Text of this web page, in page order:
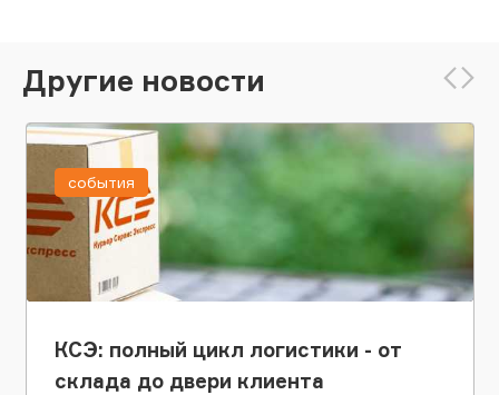
Другие новости
КСЭ: полный цикл логистики - от
склада до двери клиента
события